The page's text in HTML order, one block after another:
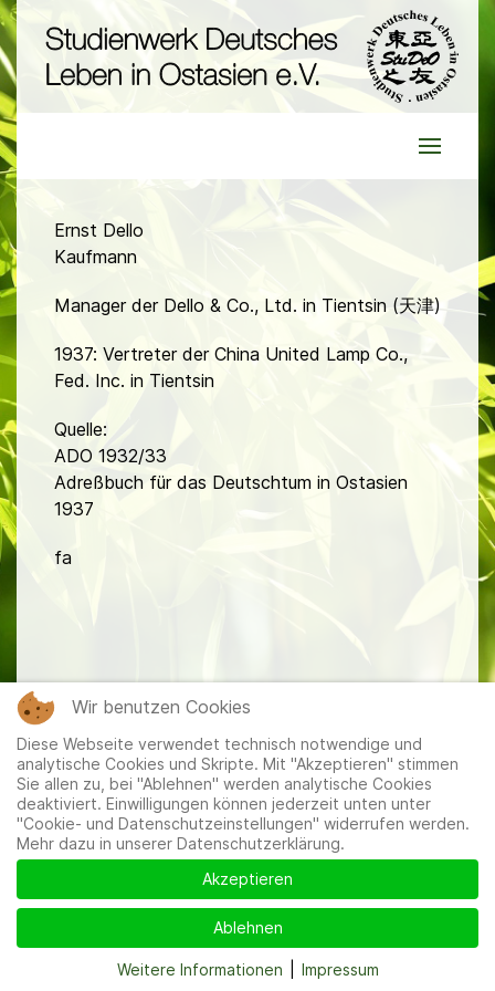
Ernst Dello
Kaufmann
Manager der Dello & Co., Ltd. in Tientsin (天津)
1937: Vertreter der China United Lamp Co.,
Fed. Inc. in Tientsin
Quelle:
ADO 1932/33
Adreßbuch für das Deutschtum in Ostasien
1937
fa
und Datenschutzeinstellungen
Wir benutzen Cookies
Diese Webseite verwendet technisch notwendige und
analytische Cookies und Skripte. Mit "Akzeptieren" stimmen
Sie allen zu, bei "Ablehnen" werden analytische Cookies
deaktiviert. Einwilligungen können jederzeit unten unter
"Cookie- und Datenschutzeinstellungen" widerrufen werden.
Mehr dazu in unserer Datenschutzerklärung.
Akzeptieren
Ablehnen
Weitere Informationen Impressum